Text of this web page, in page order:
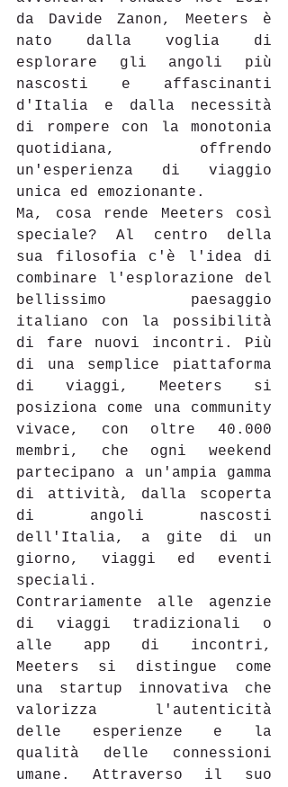
da Davide Zanon, Meeters è
nato dalla voglia di
esplorare gli angoli più
nascosti e affascinanti
d'Italia e dalla necessità
di rompere con la monotonia
quotidiana, offrendo
un'esperienza di viaggio
unica ed emozionante.
Ma, cosa rende Meeters così
speciale? Al centro della
sua filosofia c'è l'idea di
combinare l'esplorazione del
bellissimo paesaggio
italiano con la possibilità
di fare nuovi incontri. Più
di una semplice piattaforma
di viaggi, Meeters si
posiziona come una community
vivace, con oltre 40.000
membri, che ogni weekend
partecipano a un'ampia gamma
di attività, dalla scoperta
di angoli nascosti
dell'Italia, a gite di un
giorno, viaggi ed eventi
speciali.
Contrariamente alle agenzie
di viaggi tradizionali o
alle app di incontri,
Meeters si distingue come
una startup innovativa che
valorizza l'autenticità
delle esperienze e la
qualità delle connessioni
umane. Attraverso il suo